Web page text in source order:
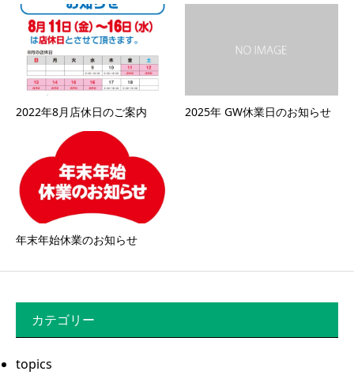
2022年8月店休日のご案内 2025年 GW休業日のお知らせ
年末年始休業のお知らせ
カテゴリー
topics